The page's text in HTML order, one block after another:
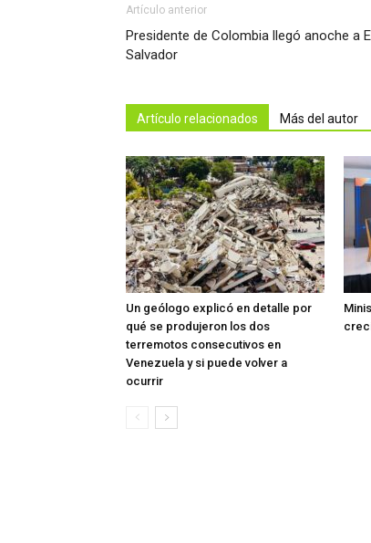
Artículo anterior
Presidente de Colombia llegó anoche a
Salvador
Artículo relacionados Más del autor
Un geólogo explicó en detalle por
qué se produjeron los dos
terremotos consecutivos en
Venezuela y si puede volver a
ocurrir